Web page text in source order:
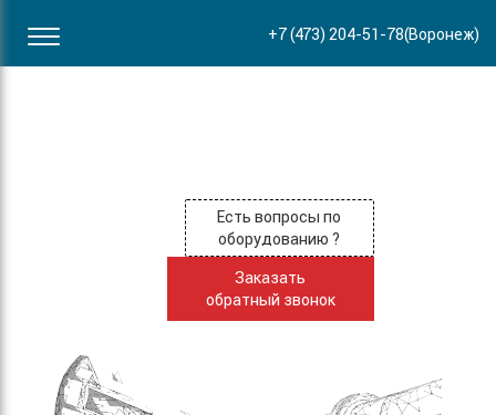
+7 (473) 204-51-78(Воронеж)
ул. Пирогова, 87Б
Есть вопросы по
оборудованию ?
Заказать
обратный звонок